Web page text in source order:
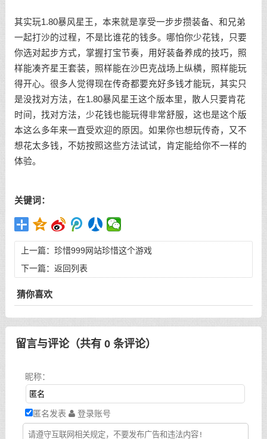
其实玩1.80暴风星王，本来就是享受一步步攒装备、和兄弟
一起打沙的过程，不是比谁花的钱多。哪怕你少花钱，只要
你选对起步方式，掌握打宝节奏，用好装备养成的技巧，照
样能凑齐星王套装，照样能在沙巴克战场上纵横，照样能玩
得开心。很多人觉得现在传奇都要充好多钱才能玩，其实只
是没找对方法，在1.80暴风星王这个版本里，散人只要肯花
时间，找对方法，少花钱也能玩得非常舒服，这也是这个版
本这么多年来一直受欢迎的原因。如果你也想玩传奇，又不
想花太多钱，不妨按照这些方法试试，肯定能给你不一样的
体验。
关键词：
上一篇： 珍惜999网站珍惜这个游戏
下一篇： 返回列表
猜你喜欢
留言与评论（共有 0条评论）
昵称：
匿名发表 登录账号